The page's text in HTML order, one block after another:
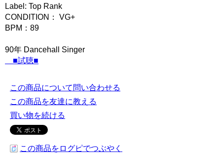
Label: Top Rank
CONDITION： VG+
BPM：89
90年 Dancehall Singer
■試聴■
この商品について問い合わせる
この商品を友達に教える
買い物を続ける
この商品をログピでつぶやく